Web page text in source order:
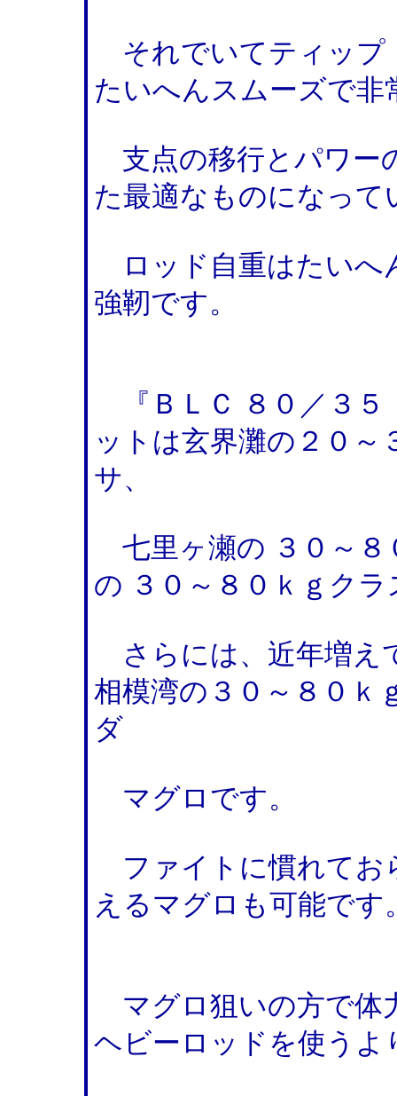
それでいてティッ
たいへんスムーズで
支点の移行とパワー
た最適なものになって
ロッド自重はたいへ
強靭です。
『ＢＬＣ ８０／３
ットは玄界灘の２０～
サ、
七里ヶ瀬の ３０～８
の ３０～８０ｋｇク
さらには、近年増
相模湾の３０～８０ｋ
ダ
マグロです。
ファイトに慣れてお
えるマグロも可能です
マグロ狙いの方で体
ヘビーロッドを使う